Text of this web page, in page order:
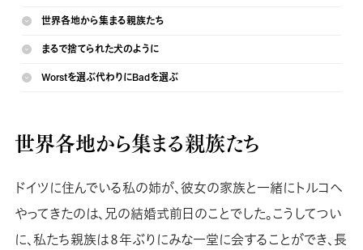
世界各地から集まる親族たち
まるで捨てられた犬のように
Worstを選ぶ代わりにBadを選ぶ
世界各地から集まる親族たち
ドイツに住んでいる私の姉が、彼女の家族と一緒にトルコへ
やってきたのは、兄の結婚式前日のことでした。こうしてつい
に、私たち親族は８年ぶりにみな一堂に会することができ、長